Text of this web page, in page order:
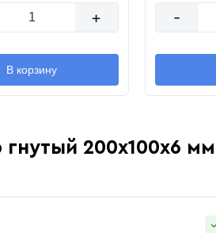
+
В корзину
-
200х100х6 мм